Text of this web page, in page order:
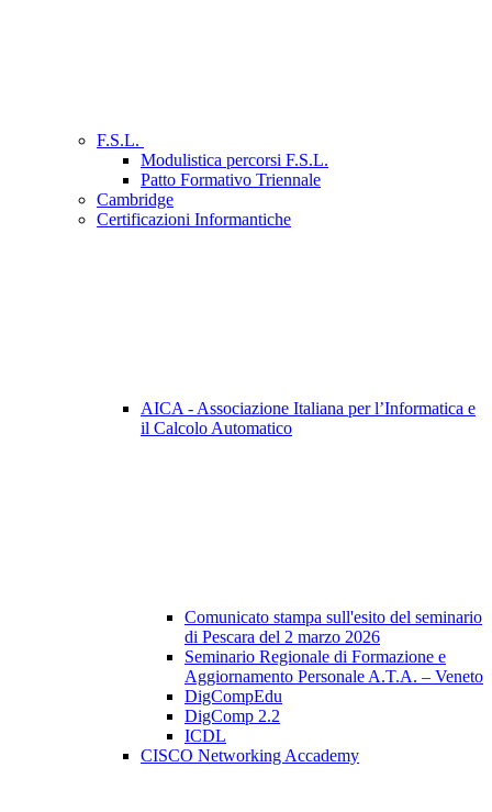
F.S.L.
Modulistica percorsi F.S.L.
Patto Formativo Triennale
Cambridge
Certificazioni Informantiche
AICA - Associazione Italiana per l’Informatica e
il Calcolo Automatico
Comunicato stampa sull'esito del seminario
di Pescara del 2 marzo 2026
Seminario Regionale di Formazione e
Aggiornamento Personale A.T.A. – Veneto
DigCompEdu
DigComp 2.2
ICDL
CISCO Networking Accademy